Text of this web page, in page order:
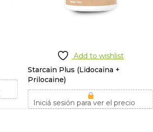
Add to wishlist
Starcain Plus (Lidocaina +
Prilocaine)
Iniciá sesión para ver el precio